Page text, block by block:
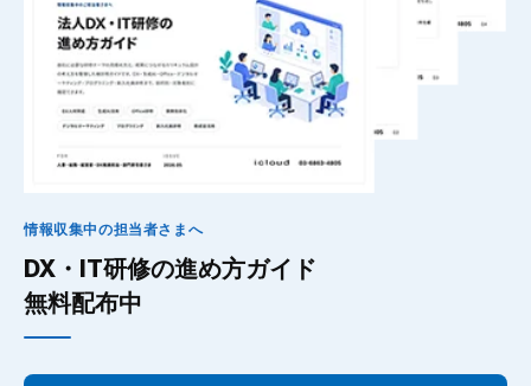
情報収集中の担当者さまへ
DX・IT研修の進め方ガイド
無料配布中